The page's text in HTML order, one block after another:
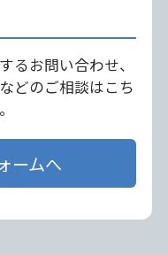
るお問い合わせ、
どのご相談はこち
ームへ